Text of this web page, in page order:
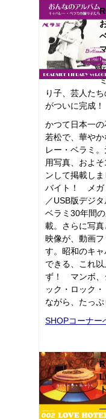
り子、芸人た
がついに完成！
かつて日本一
若松で、華や
レー・ベラミ
用写真、およ
ンして掲載し
バイト！ メガ
／USB版デジタ
ベラミ30年間
載。さらに写
映像が、動画
す。昭和のキ
できる、これ
ず！ マンボ、
ック・ロック
ながら、たっぷ
SHOPコーナー